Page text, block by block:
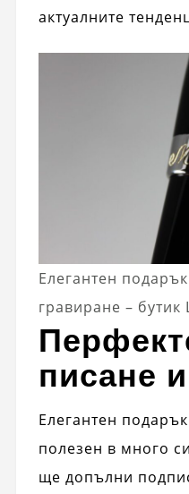
актуалните
Елегантен
гравиране –
писане
Елегантен
полезен в много
ще допълни